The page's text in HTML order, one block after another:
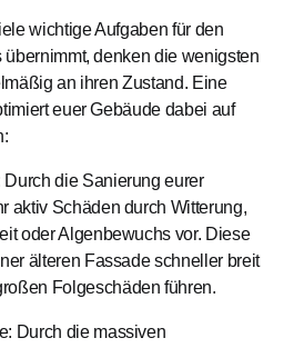
wichtige Aufgaben für den
übernimmt, denken die wenigsten
an ihren Zustand. Eine
euer Gebäude dabei auf
die Sanierung eurer
aktiv Schäden durch Witterung,
oder Algenbewuchs vor. Diese
älteren Fassade schneller breit
Folgeschäden führen.
Durch die massiven